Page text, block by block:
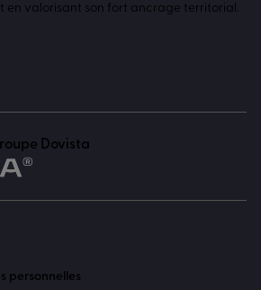
en valorisant son fort ancrage territorial.
Dovista
personnelles